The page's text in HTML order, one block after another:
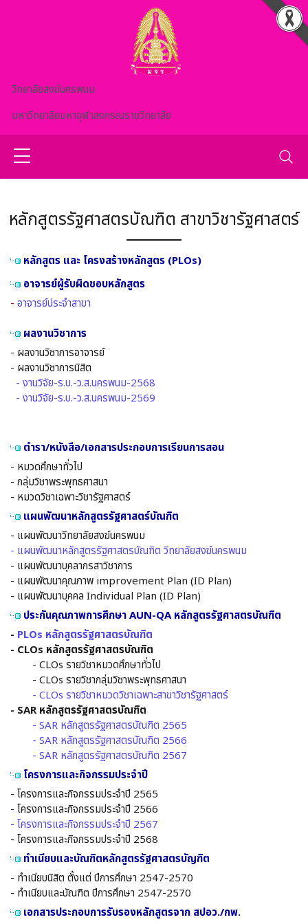
วิทยาลัยสงฆ์นครพนม
มหาวิทยาลัยมหาจุฬาลงกรณราชวิทยาลัย
หลักสูตรรัฐศาสตรบัณฑิต สาขาวิชารัฐศาสตร์
หลักสูตร และ โครงสร้างหลักสูตร (PLOs)
อาจารย์ผู้รับผิดชอบหลักสูตร
- อาจารย์ประจำสาขา
ผลงานวิชาการ
- ผลงานวิชาการอาจารย์
- ผลงานวิชาการนิสิต
- งานวิจัย-ร.บ.-ว.ส.นครพนม-2568
- งานวิจัย-ร.บ.-ว.ส.นครพนม-2569
ตำรา/หนังสือ/เอกสารประกอบการเรียนการสอน
- หมวดศึกษาทั่วไป
- กลุ่มวิชาพระพุทธศาสนา
- หมวดวิชาเฉพาะวิชารัฐศาสตร์
แผนพัฒนาหลักสูตรรัฐศาสตร์บัณฑิต
- แผนพัฒนาวิทยาลัยสงฆ์นครพนม
- แผนพัฒนาหลักสูตรรัฐศาสตรบัณฑิต วิทยาลัยสงฆ์นครพนม
- แผนพัฒนาบุคลากรสาวิชาการ
- แผนพัฒนาคุณภาพ improvement Plan (ID Plan)
- แผนพัฒนาบุคคล Individual Plan (ID Plan)
ประกันคุณภาพการศึกษา AUN-QA หลักสูตรรัฐศาสตรบัณฑิต
- PLOs หลักสูตรรัฐศาสตรบัณฑิต
- CLOs หลักสูตรรัฐศาสตรบัณฑิต
- CLOs รายวิชาหมวดศึกษาทั่วไป
- CLOs รายวิชากลุ่มวิชาพระพุทธศาสนา
- CLOs รายวิชาหมวดวิชาเฉพาะสาขาวิชารัฐศาสตร์
- SAR หลักสูตรรัฐศาสตรบัณฑิต
- SAR หลักสูตรรัฐศาสตรบัณฑิต 2565
- SAR หลักสูตรรัฐศาสตรบัณฑิต 2566
- SAR หลักสูตรรัฐศาสตรบัณฑิต 2567
โครงการและกิจกรรมประจำปี
- โครงการและกิจกรรมประจำปี 2565
- โครงการและกิจกรรมประจำปี 2566
- โครงการและกิจกรรมประจำปี 2567
- โครงการและกิจกรรมประจำปี 2568
ทำเนียบและบัณฑิตหลักสูตรรัฐศาสตรบัญฑิต
- ทำเนียบนิสิต ตั้งแต่ ปีการศึกษา 2547-2570
- ทำเนียบและบัณฑิต ปีการศึกษา 2547-2570
เอกสารประกอบการรับรองหลักสูตรจาก สปอว./กพ.